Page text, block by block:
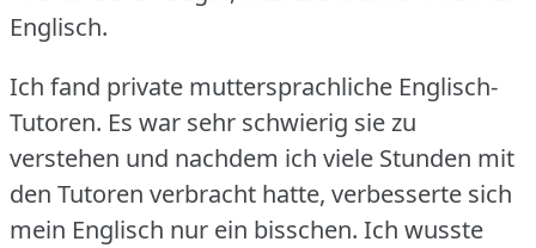
Englisch.
Ich fand private muttersprachliche Englisch-
Tutoren. Es war sehr schwierig sie zu
verstehen und nachdem ich viele Stunden mit
den Tutoren verbracht hatte, verbesserte sich
mein Englisch nur ein bisschen. Ich wusste